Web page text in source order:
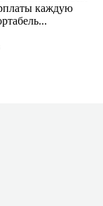
каждую